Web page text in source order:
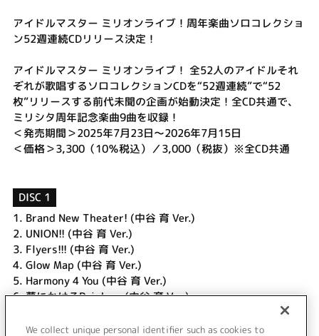
アイドルマスター ミリオンライブ！周年楽曲ソロコレクショ
ン52週連続CDリリース決定！
アイドルマスター ミリオンライブ！ 全52人のアイドルそれ
ぞれが歌唱するソロコレクションCDを“52週連続”で“52
枚”リリースする前代未聞の企画が始動決定！全CD共通で、
ミリシタ周年記念楽曲9曲を収録！
＜発売期間＞2025年7月23日～2026年7月15日
＜価格＞3,300（10％税込）／3,000（税抜）※全CD共通
DISC 1
1. Brand New Theater! (中谷 育 Ver.)
2. UNION!! (中谷 育 Ver.)
3. Flyers!!! (中谷 育 Ver.)
4. Glow Map (中谷 育 Ver.)
5. Harmony 4 You (中谷 育 Ver.)
6.夢にかけるRainbow (中谷 育 Ver.)
グッドサイン (中谷 育 Ver.)
We collect unique personal identifier such as cookies to